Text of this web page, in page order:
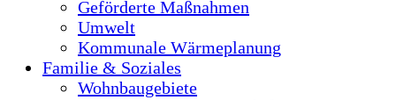
Geförderte Maßnahmen
Umwelt
Kommunale Wärmeplanung
Familie & Soziales
Wohnbaugebiete